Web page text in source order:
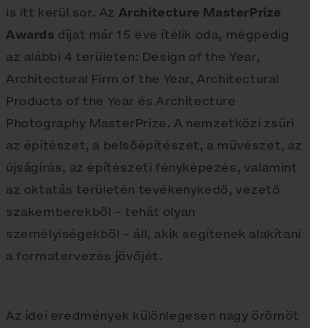
is itt kerül sor. Az Architecture MasterPrize
Awards díjat már 15 éve ítélik oda, mégpedig
az alábbi 4 területen: Design of the Year,
Architectural Firm of the Year, Architectural
Products of the Year és Architecture
Photography MasterPrize. A nemzetközi zsűri
az építészet, a belsőépítészet, a művészet, az
újságírás, az építészeti fényképezés, valamint
az oktatás területén tevékenykedő, vezető
szakemberekből – tehát olyan
személyiségekből – áll, akik segítenek alakítani
a formatervezés jövőjét.
Az idei eredmények különlegesen nagy örömöt